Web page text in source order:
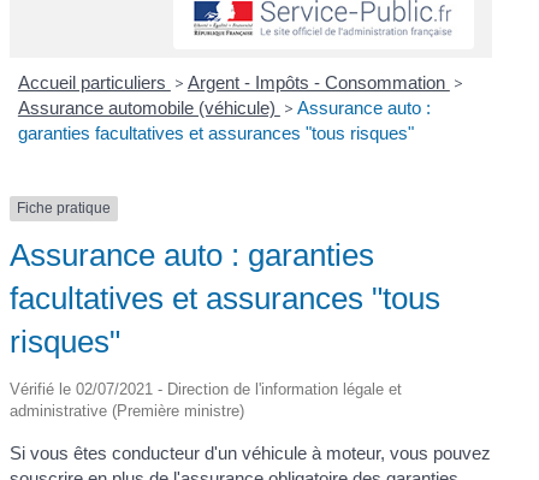
Accueil particuliers > Argent - Impôts - Consommation >
Assurance automobile (véhicule) > Assurance auto :
garanties facultatives et assurances "tous risques"
Fiche pratique
Assurance auto : garanties
facultatives et assurances "tous
risques"
Vérifié le 02/07/2021 - Direction de l'information légale et
administrative (Première ministre)
Si vous êtes conducteur d'un véhicule à moteur, vous pouvez